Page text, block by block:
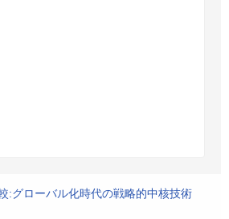
:グローバル化時代の戦略的中核技術